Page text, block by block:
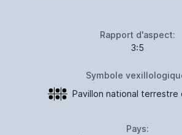
Rapport d'aspect:
3:5
Symbole
Pavillon national terrestre
Pays: